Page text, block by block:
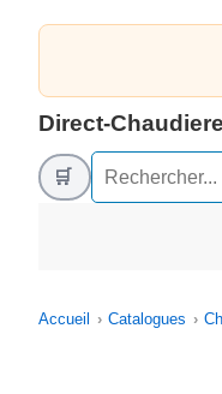
Direct-Chaudiere
🛒
Accueil Catalogues